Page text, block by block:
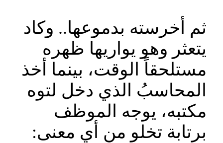
ثم أخرسته بدموعها.. وكاد
يتعثر وهو يواريها ظهره
مستلحقاً الوقت، بينما أخذ
المحاسبُ الذي دخل لتوه
مكتبه، يوجه الموظف
برتابة تخلو من أي معنى: